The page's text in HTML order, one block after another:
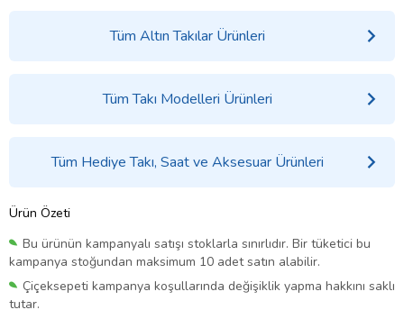
Tüm Altın Takılar Ürünleri
Tüm Takı Modelleri Ürünleri
Tüm Hediye Takı, Saat ve Aksesuar Ürünleri
Ürün Özeti
Bu ürünün kampanyalı satışı stoklarla sınırlıdır. Bir tüketici bu
kampanya stoğundan maksimum 10 adet satın alabilir.
Çiçeksepeti kampanya koşullarında değişiklik yapma hakkını saklı
tutar.